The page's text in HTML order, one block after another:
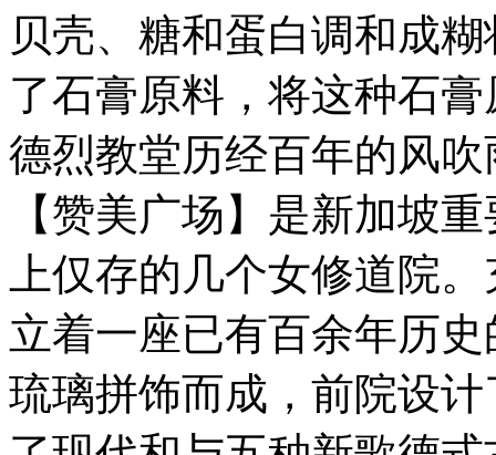
贝壳、糖和蛋白调和成
了石膏原料，将这种石
德烈教堂历经百年的风
【赞美广场】是新加坡
上仅存的几个女修道院
立着一座已有百余年历
琉璃拼饰而成，前院设